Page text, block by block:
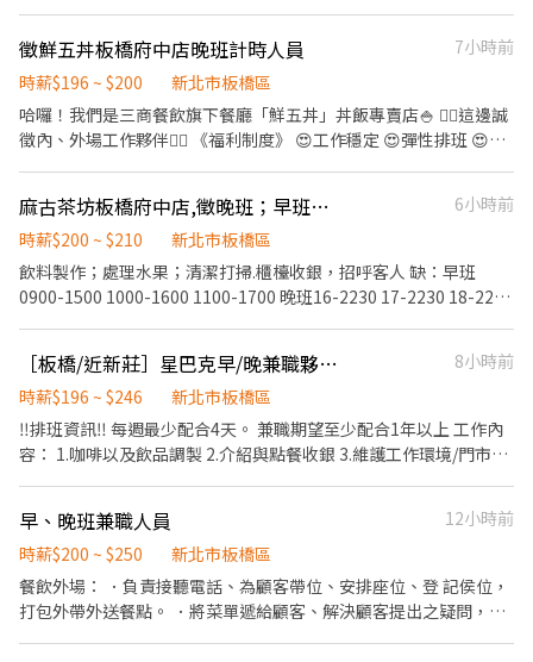
⸻⸻⸻⸻ ✅工作內容： 外場： 點餐帶位、顧客服
務、結帳收銀 內場： 食材備料、洗滌、甜點製作、環境清潔
⸻⸻⸻⸻ ✅工作時間： 早班10:00-16:00 晚班
18:00-23:00 ⸻ ✅薪資計算： 時薪205-225(工作時數越多，時
利： 油資補貼/ 修繕補貼 體檢補助 (依規定) 員工推薦獎金 完整教育
訓練
徵鮮五丼板橋府中店晚班計時人員
7小時前
時薪$196 ~ $200
新北市板橋區
哈囉！我們是三商餐飲旗下餐廳「鮮五丼」丼飯專賣店🍚 👉🏼這邊誠
徵內、外場工作夥伴👈🏼 《福利制度》 😍工作穩定 😍彈性排班 😍有
收送餐點 ☆服務客人需求 ►內場◄ ☆製作菜餚 ☆備料 ☆餐具清潔
🎊有興趣的夥伴歡迎加入我們呦！！！
麻古茶坊板橋府中店,徵晚班；早班人員
6小時前
時薪$200 ~ $210
新北市板橋區
飲料製作；處理水果；清潔打掃.櫃檯收銀，招呼客人 缺：早班
0900-1500 1000-1600 1100-1700 晚班16-2230 17-2230 18-2230
性，一週至少3-5天（週排班） 平均月時數90-120小時（不會沒班
上） 每次上班至少4-6小時 可依照自己的時間做調整..
［板橋/近新莊］星巴克早/晚兼職夥伴-板橋民生門市
8小時前
時薪$196 ~ $246
新北市板橋區
‼️排班資訊‼️ 每週最少配合4天。 兼職期望至少配合1年以上 工作內
容： 1.咖啡以及飲品調製 2.介紹與點餐收銀 3.維護工作環境/門市清
及各式假別） 🌟享有星巴克夥伴獨有福利 1.門市夥伴上班時間享有
兩杯飲料 2.每月享有員工福利品（試用期通過/工時符合者） 3.員工
折扣 4.員工旅遊/聚餐 5.參加福委會者享有：三節/勞動節禮金、生日
禮金/蛋糕及各項補助津貼（結婚、生育、教育補助..等） 🌟獎金 1.
早、晚班兼職人員
12小時前
時薪$200 ~ $250
新北市板橋區
餐飲外場： ．負責接聽電話、為顧客帶位、安排座位、登 記侯位，
打包外帶外送餐點。 ．將菜單遞給顧客、解決顧客提出之疑問，並